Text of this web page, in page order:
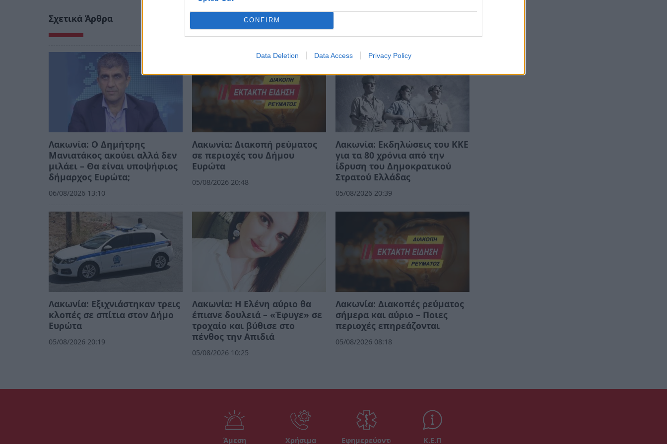
CONFIRM
Data Deletion Data Access Privacy Policy
Σχετικά Άρθρα
Λακωνία: Ο Δημήτρης
Μανιατάκος ακούει αλλά δεν
μιλάει – Θα είναι υποψήφιος
δήμαρχος Ευρώτα;
06/08/2026 13:10
Λακωνία: Διακοπή ρεύματος
σε περιοχές του Δήμου
Ευρώτα
05/08/2026 20:48
Λακωνία: Εκδηλώσεις του ΚΚΕ
για τα 80 χρόνια από την
ίδρυση του Δημοκρατικού
Στρατού Ελλάδας
05/08/2026 20:39
Λακωνία: Εξιχνιάστηκαν τρεις
κλοπές σε σπίτια στον Δήμο
Ευρώτα
05/08/2026 20:19
Λακωνία: Η Ελένη αύριο θα
έπιανε δουλειά – «Έφυγε» σε
τροχαίο και βύθισε στο
πένθος την Απιδιά
05/08/2026 10:25
Λακωνία: Διακοπές ρεύματος
σήμερα και αύριο – Ποιες
περιοχές επηρεάζονται
05/08/2026 08:18
Άμεση Χρήσιμα Εφημερεύοντα Κ.Ε.Π